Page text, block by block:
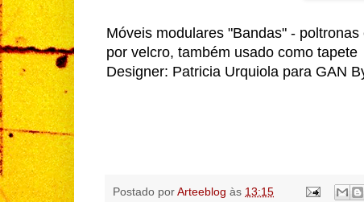
Móveis modulares "Bandas" -
por velcro, também usado como tapete
Designer: Patricia Urquiola para GAN
Postado porArteeblog às 13:15